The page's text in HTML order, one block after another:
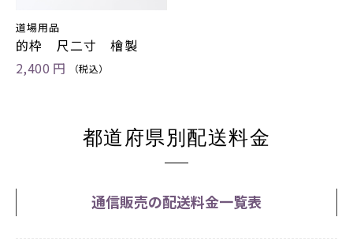
道場用品
的枠 尺二寸 檜製
2,400 円
（税込）
都道府県別配送料金
通信販売の配送料金一覧表